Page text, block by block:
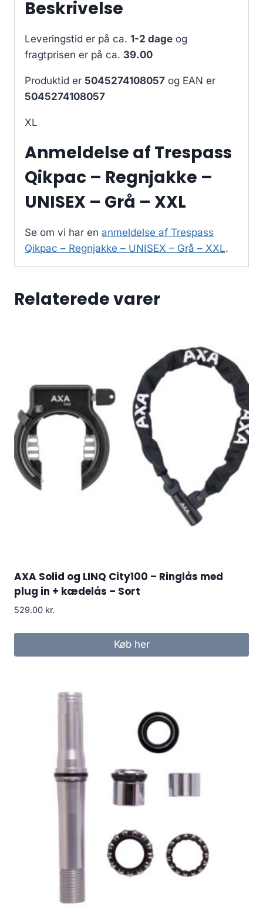
Beskrivelse
Leveringstid er på ca. 1-2 dage og
fragtprisen er på ca. 39.00
Produktid er 5045274108057 og EAN er
5045274108057
XL
Anmeldelse af Trespass
Qikpac – Regnjakke –
UNISEX – Grå – XXL
Se om vi har en anmeldelse af Trespass
Qikpac – Regnjakke – UNISEX – Grå – XXL.
Relaterede varer
AXA Solid og LINQ City100 – Ringlås med
plug in + kædelås – Sort
529.00 kr.
Køb her